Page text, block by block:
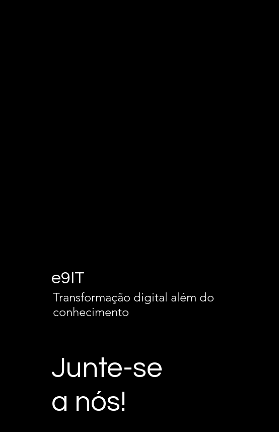
e9IT
Transformação digital além do
conhecimento
Junte-se
a nós!